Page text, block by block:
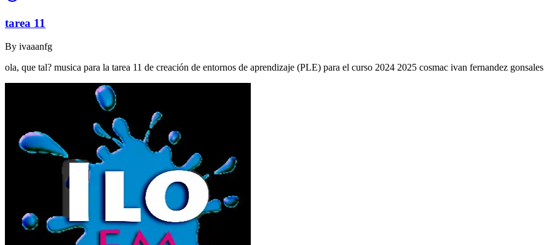
tarea 11
By ivaaanfg
ola, que tal? musica para la tarea 11 de creación de entornos de aprendizaje (PLE) para el curso 2024 2025 cosmac ivan fernandez gonsales